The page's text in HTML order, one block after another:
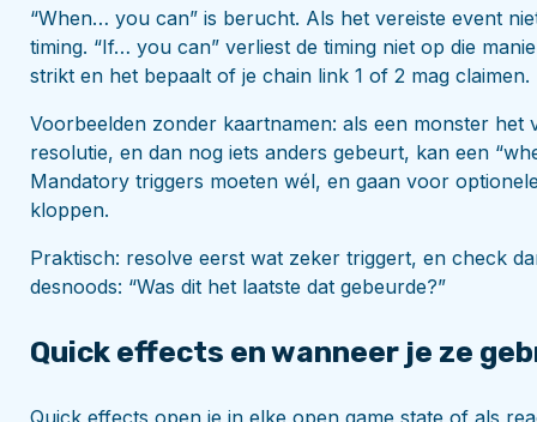
“When… you can” is berucht. Als het vereiste event
timing. “If… you can” verliest de timing niet op die
strikt en het bepaalt of je chain link 1 of 2 mag claimen.
Voorbeelden zonder kaartnamen: als een monster
resolutie, en dan nog iets anders gebeurt, kan een
Mandatory triggers moeten wél, en gaan voor
kloppen.
Praktisch: resolve eerst wat zeker triggert, en check
desnoods: “Was dit het laatste dat gebeurde?”
Quick effects en wanneer je ze